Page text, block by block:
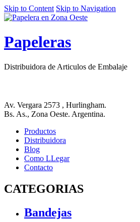
Skip to Content Skip to Navigation
Papeleras
Distribuidora de Articulos de Embalaje
Av. Vergara 2573 , Hurlingham.
Bs. As., Zona Oeste. Argentina.
Productos
Distribuidora
Blog
Como LLegar
Contacto
CATEGORIAS
Bandejas